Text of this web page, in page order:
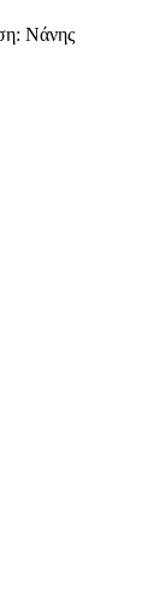
Νάνης